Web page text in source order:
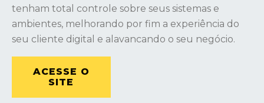
tenham total controle sobre seus sistemas e
ambientes, melhorando por fim a experiência do
seu cliente digital e alavancando o seu negócio.
ACESSE O
SITE